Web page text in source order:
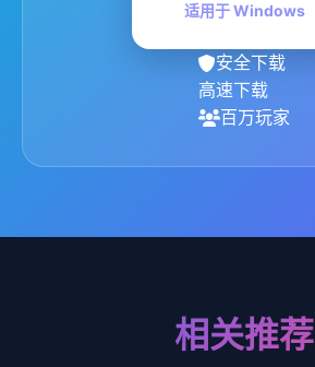
适用于 Windows
安全下载
高速下载
百万玩家
相关推荐